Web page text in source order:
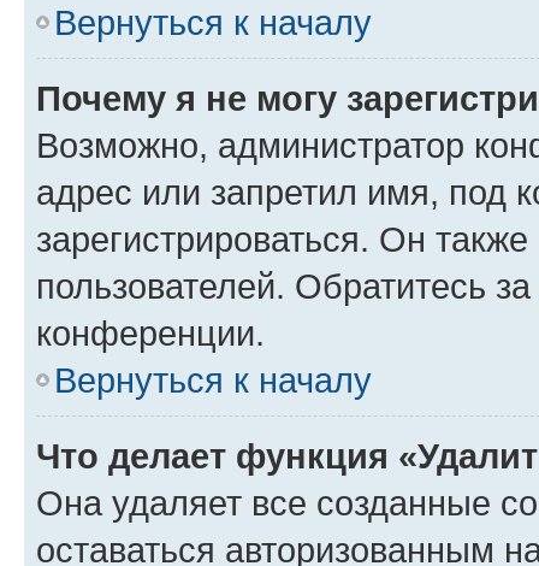
Вернуться к началу
Почему я не могу
Возможно, администратор
адрес или запретил имя, под
зарегистрироваться. Он
пользователей. Обратитесь
конференции.
Вернуться к началу
Что делает функция
Она удаляет все созданные
оставаться авторизованным